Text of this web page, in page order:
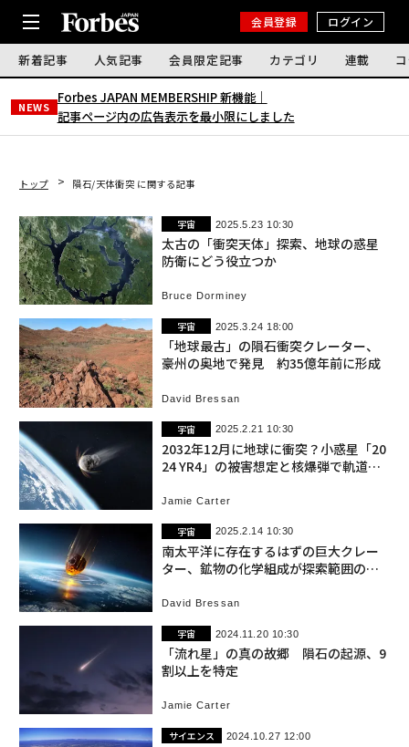
会員登録 ログイン
新着記事 人気記事 会員限定記事 カテゴリ 連載
NEWS
Forbes JAPAN MEMBERSHIP 新機能｜
記事ページ内の広告表示を最小限にしました
トップ 隕石/天体衝突 に関する記事
宇宙 2025.5.23 10:30
太古の「衝突天体」探索、地球の惑星
防衛にどう役立つか
Bruce Dorminey
宇宙 2025.3.24 18:00
「地球最古」の隕石衝突クレーター、
豪州の奥地で発見 約35億年前に形成
David Bressan
宇宙 2025.2.21 10:30
2032年12月に地球に衝突？小惑星「20
24 YR4」の被害想定と核爆弾で軌道変
Jamie Carter
宇宙 2025.2.14 10:30
南太平洋に存在するはずの巨大クレー
ター、鉱物の化学組成が探索範囲の手
David Bressan
宇宙 2024.11.20 10:30
「流れ星」の真の故郷 隕石の起源、9
割以上を特定
Jamie Carter
サイエンス 2024.10.27 12:00